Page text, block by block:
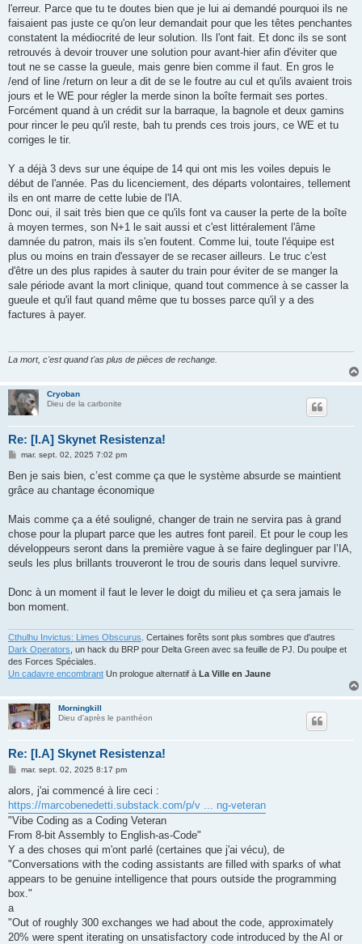
l'erreur. Parce que tu te doutes bien que je lui ai demandé pourquoi ils ne
faisaient pas juste ce qu'on leur demandait pour que les têtes penchantes
constatent la médiocrité de leur solution. Ils l'ont fait. Et donc ils se sont
retrouvés à devoir trouver une solution pour avant-hier afin d'éviter que
tout ne se casse la gueule, mais genre bien comme il faut. En gros le
/end of line /return on leur a dit de se le foutre au cul et qu'ils avaient trois
jours et le WE pour régler la merde sinon la boîte fermait ses portes.
Forcément quand à un crédit sur la barraque, la bagnole et deux gamins
pour rincer le peu qu'il reste, bah tu prends ces trois jours, ce WE et tu
corriges le tir.
Y a déjà 3 devs sur une équipe de 14 qui ont mis les voiles depuis le
début de l'année. Pas du licenciement, des départs volontaires, tellement
ils en ont marre de cette lubie de l'IA.
Donc oui, il sait très bien que ce qu'ils font va causer la perte de la boîte
à moyen termes, son N+1 le sait aussi et c'est littéralement l'âme
damnée du patron, mais ils s'en foutent. Comme lui, toute l'équipe est
plus ou moins en train d'essayer de se recaser ailleurs. Le truc c'est
d'être un des plus rapides à sauter du train pour éviter de se manger la
sale période avant la mort clinique, quand tout commence à se casser la
gueule et qu'il faut quand même que tu bosses parce qu'il y a des
factures à payer.
La mort, c'est quand t'as plus de pièces de rechange.
Cryoban
Dieu de la carbonite
Re: [I.A] Skynet Resistenza!
M
s
a
mar. sept. 02, 2025 7:02 pm
Ben je sais bien, c’est comme ça que le système absurde se maintient
grâce au chantage économique
Mais comme ça a été souligné, changer de train ne servira pas à grand
chose pour la plupart parce que les autres font pareil. Et pour le coup les
développeurs seront dans la première vague à se faire deglinguer par l’IA,
seuls les plus brillants trouveront le trou de souris dans lequel survivre.
Donc à un moment il faut le lever le doigt du milieu et ça sera jamais le
bon moment.
Cthulhu Invictus: Limes Obscurus . Certaines forêts sont plus sombres que d'autres
Dark Operators , un hack du BRP pour Delta Green avec sa feuille de PJ. Du poulpe et
des Forces Spéciales.
Un cadavre encombrant Un prologue alternatif à La Ville en Jaune
Morningkill
Dieu d'après le panthéon
Re: [I.A] Skynet Resistenza!
M
s
a
g
e
mar. sept. 02, 2025 8:17 pm
alors, j'ai commencé à lire ceci :
https://marcobenedetti.substack.com/p/v ... ng-veteran
"Vibe Coding as a Coding Veteran
From 8-bit Assembly to English-as-Code"
Y a des choses qui m'ont parlé (certaines que j'ai vécu), de
"Conversations with the coding assistants are filled with sparks of what
appears to be genuine intelligence that pours outside the programming
box."
a
"Out of roughly 300 exchanges we had about the code, approximately
20% were spent iterating on unsatisfactory code introduced by the AI or